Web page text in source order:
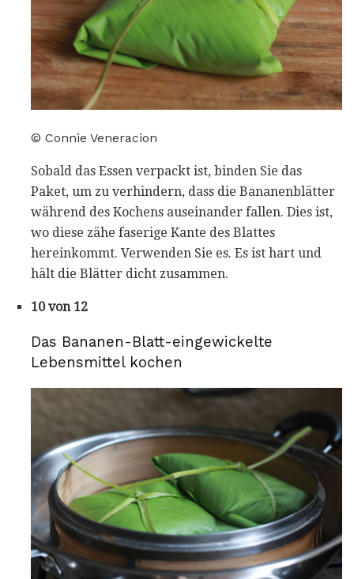
© Connie Veneracion
Sobald das Essen verpackt ist, binden Sie das
Paket, um zu verhindern, dass die Bananenblätter
während des Kochens auseinander fallen. Dies ist,
wo diese zähe faserige Kante des Blattes
hereinkommt. Verwenden Sie es. Es ist hart und
hält die Blätter dicht zusammen.
10 von 12
Das Bananen-Blatt-eingewickelte
Lebensmittel kochen